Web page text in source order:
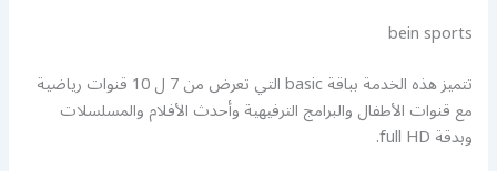
bein sports
تتميز هذه الخدمة بباقة basic التي تعرض من 7 ل 10 قنوات رياضية
مع قنوات الأطفال والبرامج الترفيهية وأحدث الأفلام والمسلسلات
وبدقة full HD.